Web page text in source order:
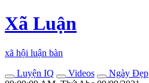
Xã Luận
xã hội luận bàn
Luyện IQ
Videos
Ngày Đẹp